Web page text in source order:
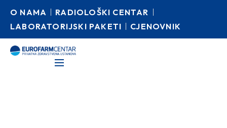
O NAMA
RADIOLOŠKI CENTAR
LABORATORIJSKI PAKETI
CJENOVNIK